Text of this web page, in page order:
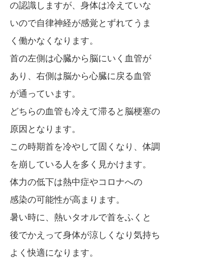
の認識しますが、身体は冷えていな
いので自律神経が感覚とずれてうま
く働かなくなります。
首の左側は心臓から脳にいく血管が
あり、右側は脳から心臓に戻る血管
が通っています。
どちらの血管も冷えて滞ると脳梗塞の
原因となります。
この時期首を冷やして固くなり、体調
を崩している人を多く見かけます。
体力の低下は熱中症やコロナへの
感染の可能性が高まります。
暑い時に、熱いタオルで首をふくと
後でかえって身体が涼しくなり気持ち
よく快適になります。